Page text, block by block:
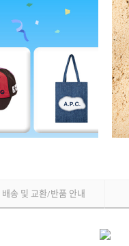
배송 및 교환/반품 안내